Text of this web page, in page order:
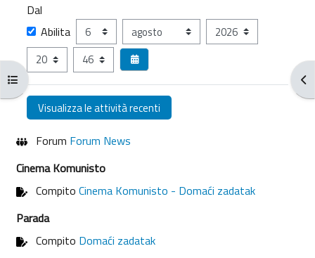
Apri indice del corso
Dal
DalAbilita Giorno Mese
Anno
Ora
Minuto
Forum Forum News
Cinema Komunisto
Compito Cinema Komunisto - Domaći zadatak
Parada
Compito Domaći zadatak